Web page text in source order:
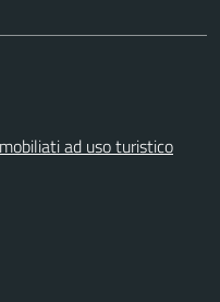
ad uso turistico